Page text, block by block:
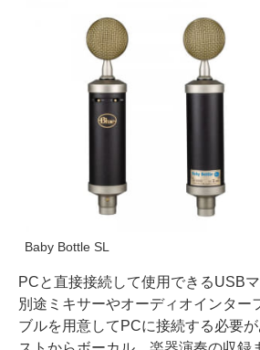
Baby Bottle SL
PCと直接接続して使用できるUSBマ
別途ミキサーやオーディオインター
ブルを用意してPCに接続する必要